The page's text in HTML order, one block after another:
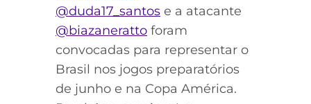
@duda17_santos e a atacante
@biazaneratto foram
convocadas para representar o
Brasil nos jogos preparatórios
de junho e na Copa América.